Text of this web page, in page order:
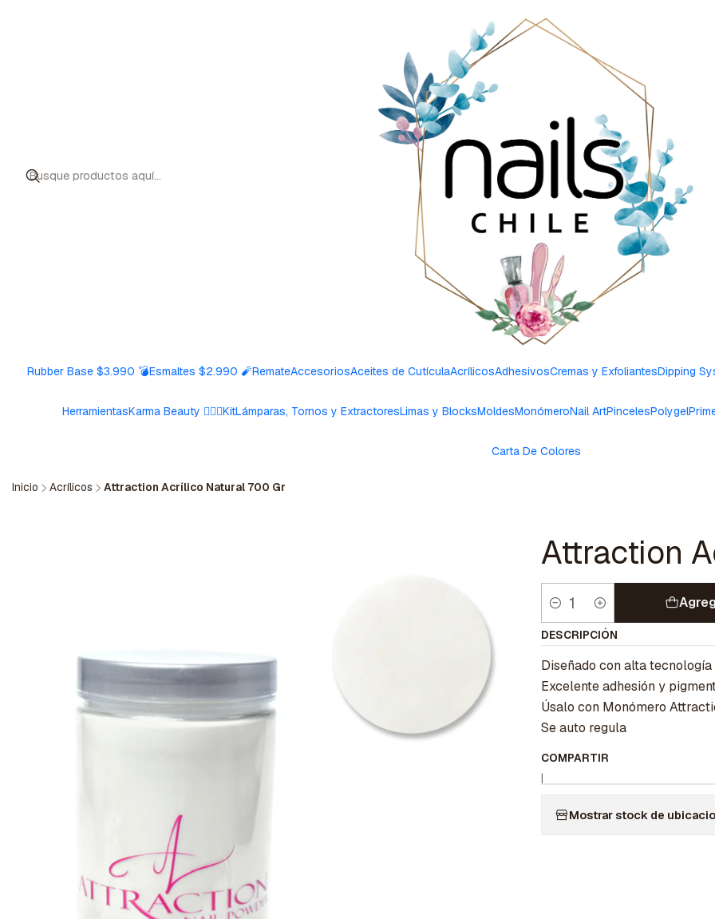
Rubber Base $3.990 💣Esmaltes $2.990 🧨RemateAccesoriosAceites de CutículaAcrílicosAdhesivosCremas y ExfoliantesDipping
HerramientasKarma Beauty 🧘🏼‍♀️KitLámparas, Tornos y ExtractoresLimas y BlocksMoldesMonómeroNail ArtPincelesPolygel
Carta De Colores
Inicio Acrílicos Attraction Acrílico Natural 700 Gr
Attraction
Cantidad
DESCRIPCIÓN
Diseñado con alta tecnología
Excelente adhesión y
Úsalo con Monómero
Se auto regula
COMPARTIR
|
Mostrar stock de